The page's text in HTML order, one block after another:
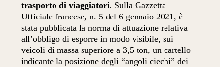
trasporto di viaggiatori. Sulla Gazzetta
Ufficiale francese, n. 5 del 6 gennaio 2021, è
stata pubblicata la norma di attuazione relativa
all’obbligo di esporre in modo visibile, sui
veicoli di massa superiore a 3,5 ton, un cartello
indicante la posizione degli “angoli ciechi” dei